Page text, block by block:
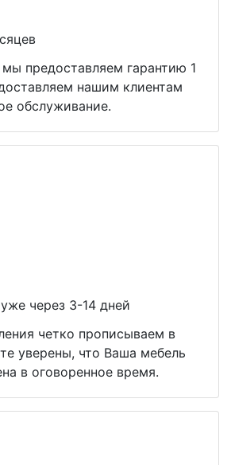
предоставляем гарантию 1
нашим клиентам
обслуживание.
через 3-14 дней
четко прописываем в
уверены, что Ваша мебель
в оговоренное время.